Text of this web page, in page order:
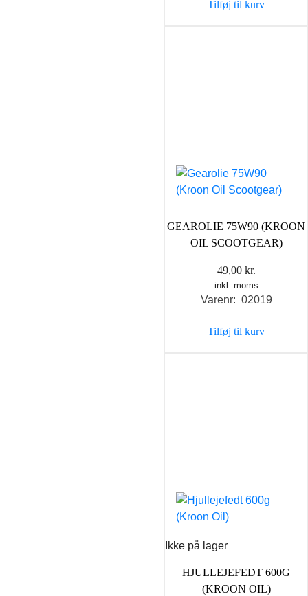
81,25 kr..
Tilføj til kurv
GEAROLIE 75W90 (KROON
OIL SCOOTGEAR)
49,00 kr.
inkl. moms
Varenr: 02019
Tilføj til kurv
Ikke på lager
HJULLEJEFEDT 600G
(KROON OIL)